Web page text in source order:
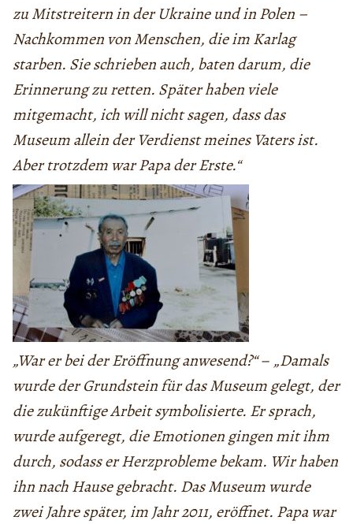
zu Mitstreitern in der Ukraine und in Polen –
Nachkommen von Menschen, die im Karlag
starben. Sie schrieben auch, baten darum, die
Erinnerung zu retten. Später haben viele
mitgemacht, ich will nicht sagen, dass das
Museum allein der Verdienst meines Vaters ist.
Aber trotzdem war Papa der Erste.“
„War er bei der Eröffnung anwesend?“– „Damals
wurde der Grundstein für das Museum gelegt, der
die zukünftige Arbeit symbolisierte. Er sprach,
wurde aufgeregt, die Emotionen gingen mit ihm
durch, sodass er Herzprobleme bekam. Wir haben
ihn nach Hause gebracht. Das Museum wurde
zwei Jahre später, im Jahr 2011, eröffnet. Papa war